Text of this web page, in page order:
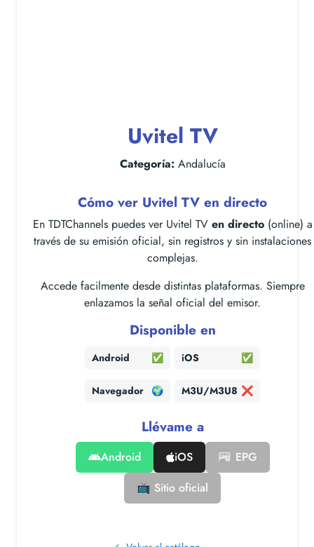
Uvitel TV
Categoría: Andalucía
Cómo ver Uvitel TV en directo
En TDTChannels puedes ver Uvitel TV en directo(online) a
través de su emisión oficial, sin registros y sin instalaciones
complejas.
Accede facilmente desde distintas plataformas. Siempre
enlazamos la señal oficial del emisor.
Disponible en
Android ✅ iOS ✅
Navegador 🌍 M3U/M3U8 ❌
Llévame a
Android iOS
📰 EPG
📺 Sitio oficial